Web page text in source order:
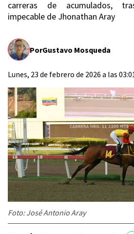
carreras de acumulados,
impecable de Jhonathan Aray
PorGustavo Mosqueda
Lunes, 23 de febrero de 2026 a las
Foto: José Antonio Aray